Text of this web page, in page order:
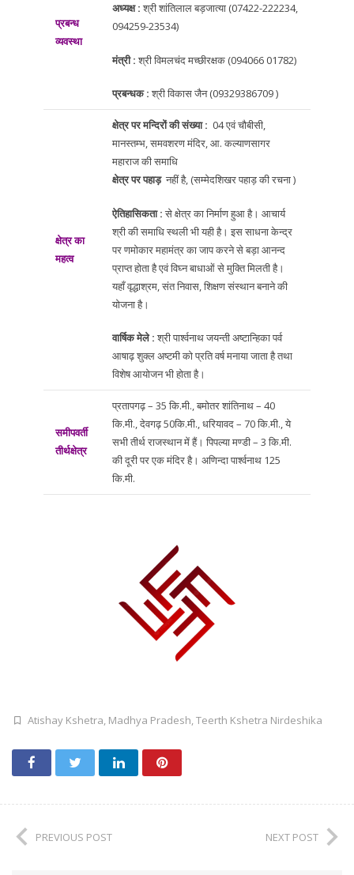
प्रबन्ध
व्यवस्था
अध्यक्ष : श्री शांतिलाल बड़जात्या (07422-222234,
094259-23534)
मंत्री : श्री विमलचंद मच्छीरक्षक (094066 01782)
प्रबन्धक : श्री विकास जैन (09329386709 )
क्षेत्र का
महत्व
क्षेत्र पर मन्दिरों की संख्या : 04 एवं चौबीसी,
मानस्तम्भ, समवशरण मंदिर, आ. कल्याणसागर
महाराज की समाधि
क्षेत्र पर पहाड़ नहीं है, (सम्मेदशिखर पहाड़ की रचना )
ऐतिहासिकता : से क्षेत्र का निर्माण हुआ है। आचार्य
श्री की समाधि स्थली भी यही है। इस साधना केन्द्र
पर णमोकार महामंत्र का जाप करने से बड़ा आनन्द
प्राप्त होता है एवं विघ्न बाधाओं से मुक्ति मिलती है।
यहाँ वृद्धाश्रम, संत निवास, शिक्षण संस्थान बनाने की
योजना है।
वार्षिक मेले : श्री पार्श्वनाथ जयन्ती अष्टान्हिका पर्व
आषाढ़ शुक्ल अष्टमी को प्रति वर्ष मनाया जाता है तथा
विशेष आयोजन भी होता है।
समीपवर्ती
तीर्थक्षेत्र
प्रतापगढ़ – 35 कि.मी., बमोतर शांतिनाथ – 40
कि.मी., देवगढ़ 50कि.मी., धरियावद – 70 कि.मी., ये
सभी तीर्थ राजस्थान में हैं। पिपल्या मण्डी – 3 कि.मी.
की दूरी पर एक मंदिर है। अणिन्दा पार्श्वनाथ 125
कि.मी.
Atishay Kshetra Madhya Pradesh Teerth Kshetra Nirdeshika
PREVIOUS POST NEXT POST